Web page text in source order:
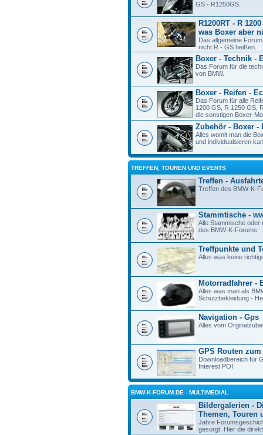
GS - R1250GS.
R1200RT - R
was Boxer aber
Das allgemeine
nicht R - GS heißen.
Boxer - Technik -
Das Forum für die
von BMW.
Boxer - Reifen -
Das Forum für alle
1200 GS, R 1250 GS,
die sonstigen Boxer-
Zubehör - Boxer -
Alles womit man die
und individualsieren
TREFFEN, TOUREN UND EVENTS
Treffen -
Treffen des BMW-K-
Stammtische -
Alle Stammische oder
des BMW-K-Forums.
Treffpunkte und
Alles was keine
Motorradfahrer -
Alles was man als
Schutzbekleidung -
Navigation - Gps
Alles vom
GPS Routen
Downloadbereich für
Interest POI
BMW-K-FORUM.DE - MULTIMEDIAL
Bildergalerien -
Themen, Touren
Jahre
gesorgt. Hier die